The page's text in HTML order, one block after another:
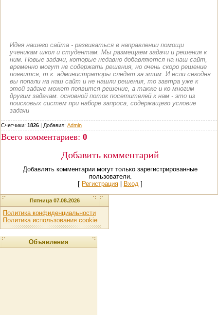
Идея нашего сайта - развиваться в направлении помощи
ученикам школ и студентам. Мы размещаем задачи и решения к
ним. Новые задачи, которые недавно добавляются на наш сайт,
временно могут не содержать решения, но очень скоро решение
появится, т.к. администраторы следят за этим. И если сегодня
вы попали на наш сайт и не нашли решения, то завтра уже к
этой задаче может появится решение, а также и ко многим
другим задачам. основной поток посетителей к нам - это из
поисковых систем при наборе запроса, содержащего условие
задачи
Счетчики: 1826 | Добавил: Admin
Всего комментариев: 0
Добавить комментарий
Добавлять комментарии могут только зарегистрированные
пользователи.
[ Регистрация Вход ]
Пятница 07.08.2026
Политика конфиденциальности
Политика использования cookie
Объявления